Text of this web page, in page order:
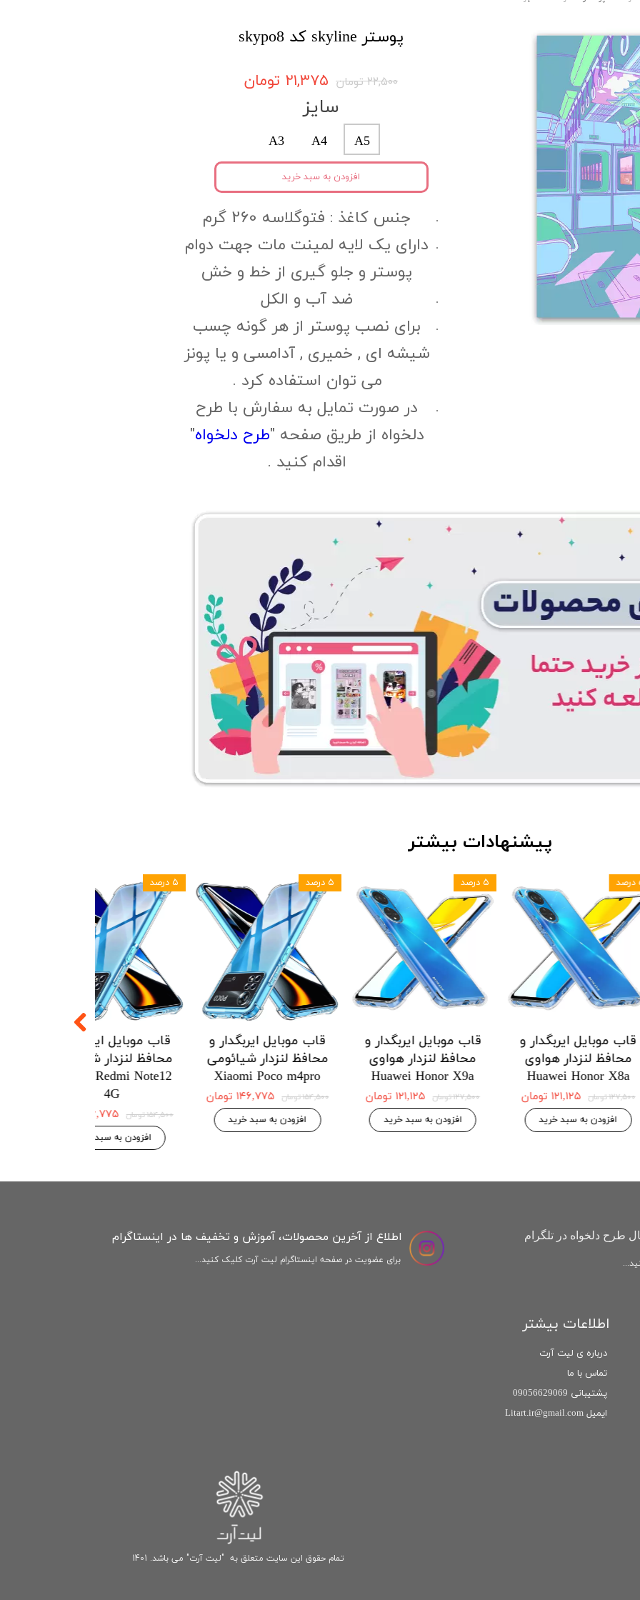
پوستر skyline کد skypo8
۲۲,۵۰۰ تومان ۲۱,۳۷۵ تومان
جنس کاغذ :‌ فتوگلاسه 260 گرم
دارای یک لایه لمینت مات جهت دوام
پوستر و جلو گیری از خط و خش
ضد آب و الکل
برای نصب پوستر از هر گونه چسب
شیشه ای , خمیری , آدامسی و یا پونز
می توان استفاده کرد .
در صورت تمایل به سفارش با طرح
دلخواه از طریق صفحه "طرح دلخواه"
اقدام کنید .
سایز
A5
A4
A3
افزودن به سبد خرید
قاب موبایل ایربگدار و
محافظ لنزدار شیائومی
Xiaomi Poco m4pro
۱۵۴,۵۰۰ تومان
افزودن به سبد خرید
۵ درصد
قاب موبایل ایربگدار و
محافظ لنزدار هواوی
Huawei Honor X9a
۱۲۷,۵۰۰ تومان ۱۲۱,۱۲۵ تومان
افزودن به سبد خرید
قاب موبایل ایربگدار و
محافظ لنزدار هواوی
Huawei Honor X8a
۱۲۷,۵۰۰ تومان ۱۲۱,۱۲۵ تومان
افزودن به سبد خرید
ایربگدار و
هواوی
Huawei
موجودی
پیشنهادات بیشتر
طرح دلخواه در تلگرام
اطلاعات بیشتر
درباره ی لیت آرت
تماس با ما
پشتیبانی 09056629069
ایمیل Litart.ir@gmail.com
تمام حقوق این سایت متعلق به "لیت آرت" می باشد. 1401
اطلاع از آخرین محصولات، آموزش و تخفیف ها در اینستاگرام
برای عضویت در صفحه اینستاگرام لیت آرت کلیک کنید...